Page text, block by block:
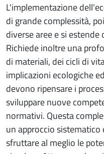
L'implementazione
di grande complessità,
diverse aree e si
Richiede inoltre una
di materiali, dei cicli di
implicazioni ecologiche
devono ripensare i
sviluppare nuove
normativi. Questa
un approccio
sfruttare al meglio le